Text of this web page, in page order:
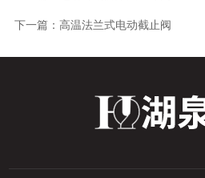
下一篇： 高温法兰式电动截止阀